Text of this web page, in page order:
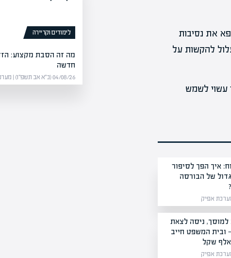
את נסיבות
להקשות על
שיישמר עשוי לשמש
איך הפך לסיפור
של הבורסה
למוסך, ניסה לצאת
ובית המשפט חייב
לימודים וקריירה
מה זה הסבת מקצוע:
חדשה
04/08/26 (כ״א אב תשפ״ו) | מערכת אפיק